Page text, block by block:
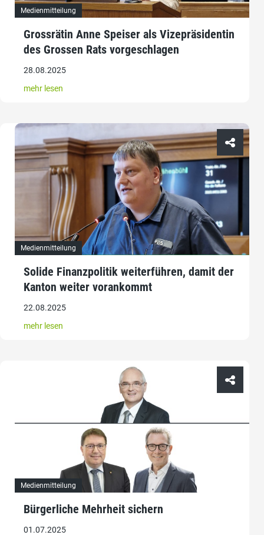
Medienmitteilung
Grossrätin Anne Speiser als Vizepräsidentin
des Grossen Rats vorgeschlagen
28.08.2025
mehr lesen
Medienmitteilung
Solide Finanzpolitik weiterführen, damit der
Kanton weiter vorankommt
22.08.2025
mehr lesen
Medienmitteilung
Bürgerliche Mehrheit sichern
01.07.2025